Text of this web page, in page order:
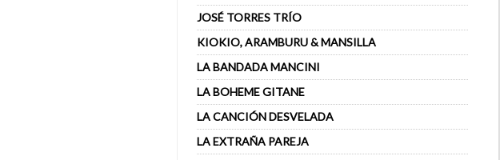
JOSÉ TORRES TRÍO
KIOKIO, ARAMBURU & MANSILLA
LA BANDADA MANCINI
LA BOHEME GITANE
LA CANCIÓN DESVELADA
LA EXTRAÑA PAREJA